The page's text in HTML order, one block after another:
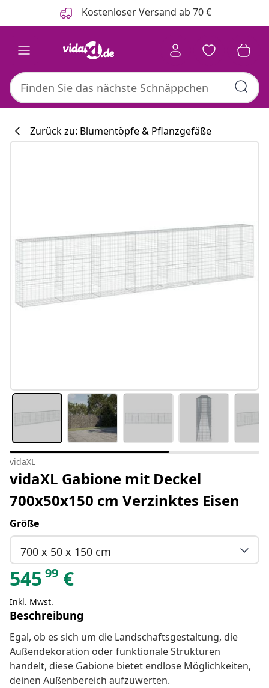
Kostenloser Versand ab 70 €
Zurück zu: Blumentöpfe & Pflanzgefäße
vidaXL
vidaXL Gabione mit Deckel
700x50x150 cm Verzinktes Eisen
Größe
700 x 50 x 150 cm
545 99 €
Inkl. Mwst.
Beschreibung
Egal, ob es sich um die Landschaftsgestaltung, die
Außendekoration oder funktionale Strukturen
handelt, diese Gabione bietet endlose Möglichkeiten,
deinen Außenbereich aufzuwerten.